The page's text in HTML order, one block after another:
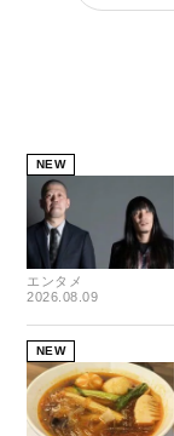
NEW
エンタメ
2026.08.09
NEW